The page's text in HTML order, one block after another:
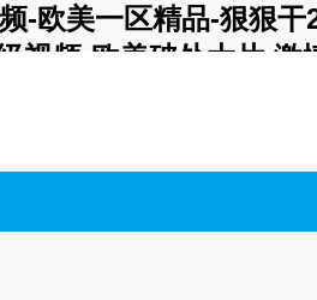
-欧美一区精品-狠狠
视频-欧美破处大片-
产suv-国产精品av久